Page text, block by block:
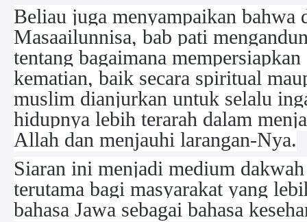
Beliau juga menyampaikan bahwa
Masaailunnisa, bab pati
tentang bagaimana
kematian, baik secara spiritual
muslim dianjurkan untuk selalu
hidupnya lebih terarah dalam
Allah dan menjauhi larangan-Nya.
Siaran ini menjadi medium
terutama bagi masyarakat yang
bahasa Jawa sebagai bahasa